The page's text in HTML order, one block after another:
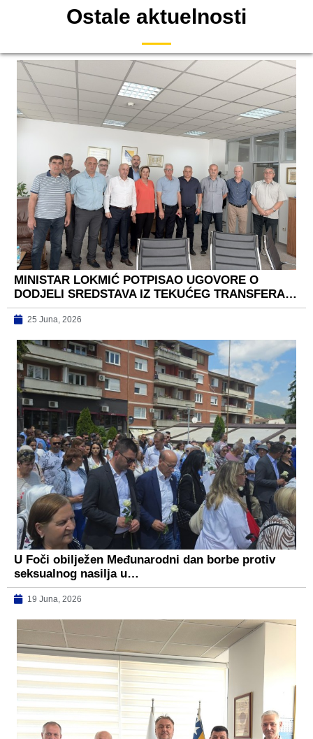
Ostale aktuelnosti
MINISTAR LOKMIĆ POTPISAO UGOVORE O
DODJELI SREDSTAVA IZ TEKUĆEG TRANSFERA…
25 Juna, 2026
U Foči obilježen Međunarodni dan borbe protiv
seksualnog nasilja u…
19 Juna, 2026